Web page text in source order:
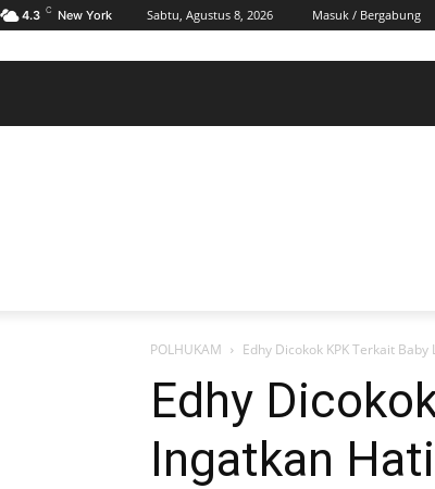
4.3 C New York Sabtu, Agustus 8, 2026
Masuk / Bergabung
POLHUKAM Edhy Dicokok KPK Terkait
Edhy
Ingatkan